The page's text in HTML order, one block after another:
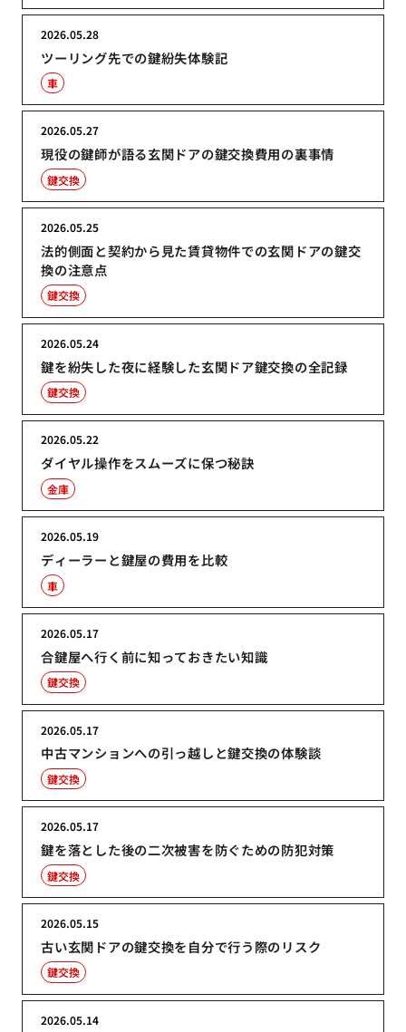
ツーリング先での鍵紛失体験記
2026.05.28
車
現役の鍵師が語る玄関ドアの鍵交換費用の裏事情
2026.05.27
鍵交換
法的側面と契約から見た賃貸物件での玄関ドアの鍵交
換の注意点
2026.05.25
鍵交換
鍵を紛失した夜に経験した玄関ドア鍵交換の全記録
2026.05.24
鍵交換
ダイヤル操作をスムーズに保つ秘訣
2026.05.22
金庫
ディーラーと鍵屋の費用を比較
2026.05.19
車
合鍵屋へ行く前に知っておきたい知識
2026.05.17
鍵交換
中古マンションへの引っ越しと鍵交換の体験談
2026.05.17
鍵交換
鍵を落とした後の二次被害を防ぐための防犯対策
2026.05.17
鍵交換
古い玄関ドアの鍵交換を自分で行う際のリスク
2026.05.15
鍵交換
2026.05.14